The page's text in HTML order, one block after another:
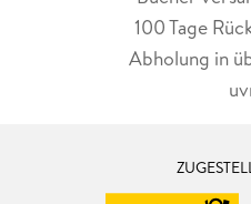
100 Tage
Abholung in